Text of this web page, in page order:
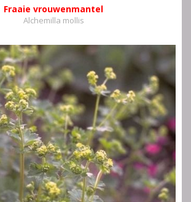
Fraaie vrouwenmantel
Alchemilla mollis